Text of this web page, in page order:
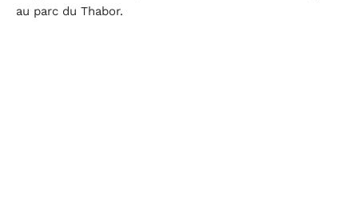
au parc du Thabor.